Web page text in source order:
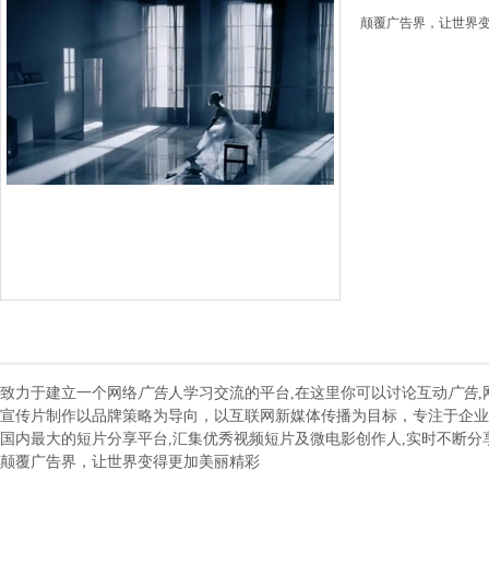
颠覆广告界，让世界
致力于建立一个网络广告人学习交流的平台,在这里你可以讨论互动广告,
宣传片制作以品牌策略为导向，以互联网新媒体传播为目标，专注于企
国内最大的短片分享平台,汇集优秀视频短片及微电影创作人,实时不断
颠覆广告界，让世界变得更加美丽精彩